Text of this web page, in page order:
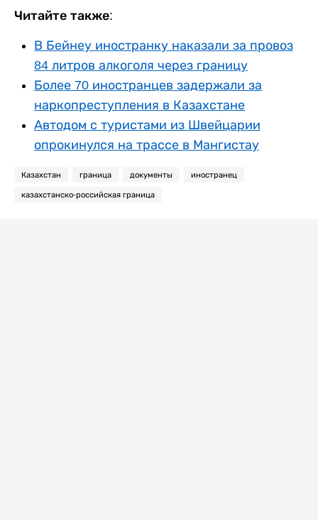
Читайте также:
В Бейнеу иностранку наказали за провоз
84 литров алкоголя через границу
Более 70 иностранцев задержали за
наркопреступления в Казахстане
Автодом с туристами из Швейцарии
опрокинулся на трассе в Мангистау
Казахстан граница документы иностранец
казахстанско-российская граница